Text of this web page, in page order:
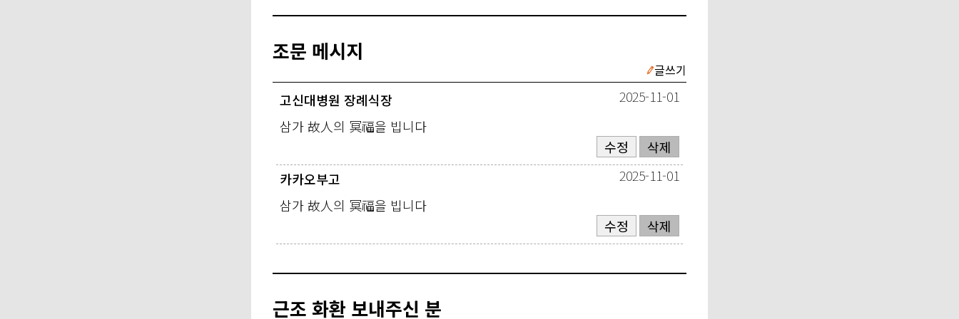
조문 메시지
글쓰기
고신대병원 장례식장
2025-11-01
삼가 故人의 冥福을 빕니다
수정
삭제
카카오부고
2025-11-01
삼가 故人의 冥福을 빕니다
수정
삭제
근조 화환 보내주신 분